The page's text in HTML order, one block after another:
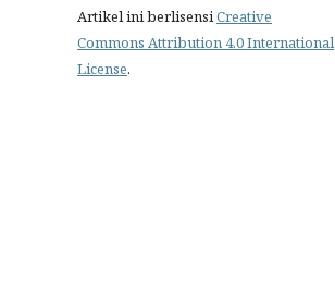
Artikel ini berlisensiCreative
Commons Attribution 4.0 International
License.